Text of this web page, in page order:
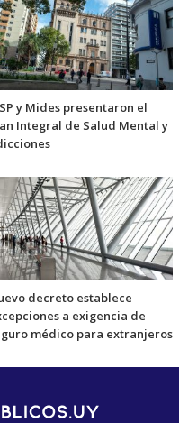
y Mides presentaron el
Integral de Salud Mental y
decreto establece
a exigencia de
médico para extranjeros